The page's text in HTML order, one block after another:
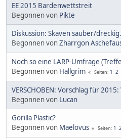
EE 2015 Bardenwettstreit
Begonnen von Pikte
Diskussion: Skaven sauber/
Begonnen vonZharrgon
Noch so eine LARP-Umfrage
Begonnen von Hallgrim Seiten 1 2
VERSCHOBEN: Vorschlag für 2015:
Begonnen von Lucan
Gorilla Plastic?
Begonnen von Maelovus Seiten 1 2